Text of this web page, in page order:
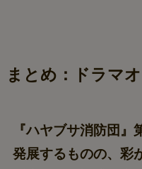
まとめ：ドラマ
『ハヤブサ消防団
発展するものの、彩